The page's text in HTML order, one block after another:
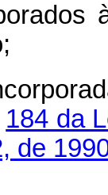
184 da
de